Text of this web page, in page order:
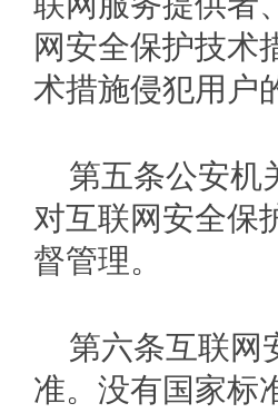
网安全保护技术
术措施侵犯用户
第五条公安机
对互联网安全保
督管理。
第六条互联网
准。没有国家标